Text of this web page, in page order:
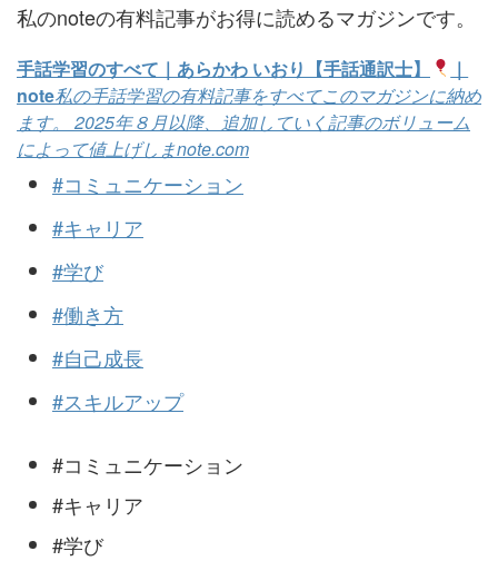
私のnoteの有料記事がお得に読めるマガジンです。
手話学習のすべて｜あらかわ いおり【手話通訳士】
｜
note私の手話学習の有料記事をすべてこのマガジンに納め
ます。 2025年８月以降、追加していく記事のボリューム
によって値上げしまnote.com
#コミュニケーション
#キャリア
#学び
#働き方
#自己成長
#スキルアップ
#コミュニケーション
#キャリア
#学び